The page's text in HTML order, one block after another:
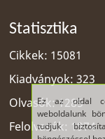
Ez az oldal
weboldalunk
tudjuk
Statisztika
Cikkek: 15081
Kiadványok: 323
Olvasók: 1285
Felolvasók: 1974